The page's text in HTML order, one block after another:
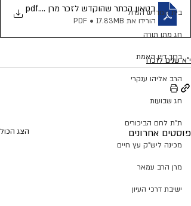
בית המדרש הגדול
חג מתן תורה
ברוך דיין האמת
הרב אליהו ענקרי
חג שבועות
ת"ת לחם הביכורים
מכינה ליש"ק עץ חיים
מרן הרב עמאר
ישיבת דרכי העיון
בטאון הכתר שהוקדש לזכר מרן מאור ישראל
.pdf
הורידו את PDF • 17.83MB
י"א שנים לזכרו
פוסטים אחרונים הצג הכול